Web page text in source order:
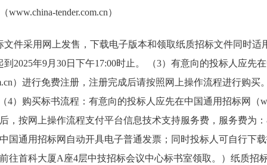
tender.com.cn）
文件采用网上发售，下载电子版本和领取纸质招标文件同时适
到2025年9月30日下午17:00时止。 （3）有意向的投标人应先
）进行免费注册，注册完成后请按照网上操作流程进行购
4）购买标书流程：有意向的投标人应先在中国通用招标网（
，按网上操作流程支付平台信息技术支持服务费，服务费为
国通用招标网自动开具电子普通发票；同时投标人可自行下
往首科大厦A座4层中技招标会议中心标书室领取。）纸质招